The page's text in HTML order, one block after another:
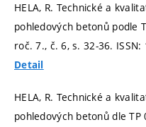
HELA, R. Technické a
pohledových betonů podle
roč. 7., č. 6,s. 32-36. ISSN:
Detail
HELA, R. Technické a
pohledových betonů dle TP